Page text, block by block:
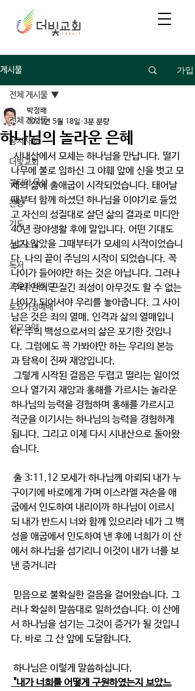
게시물 가입
전체 게시물
공지사항
더빛교회
큐티와 묵상
찬양
기도
선교소식
독서
교육과 테필린
토요가정예배
설교요약
전체 게시물
하나님의 놀라운 은혜
박정배
2021년 5월 18일 3분 분량
시내산에서 모세는 하나님을 만납니다. 떨기
나무에 불로 임하신 그 야훼 앞에 신을 벗고 모
세의 삶에 출애굽이 시작되었습니다. 태어날
때부터 함께 하셨던 하나님을 이야기로 들었
고 자신의 성질대로 살던 삶의 결과로 미디안
40년 광야생활 후에 말입니다. 어떤 기대도
남지 않았을 그때부터가 모세의 시작이었습니
다. 나의 끝이 주님의 시작이 되었습니다. 꼭
나이가 들어야만 하는 것은 아닙니다. 그러나
우리 안의 끈질긴 죄성이 아무것도 할 수 없는
나이가 되어서야 우리를 놓아줍니다. 그 사이
남은 것은 죄의 열매, 인격과 삶의 열매입니
다. 주의 백성으로서의 삶은 포기한 것입니
다. 그럼에도 꼭 가봐야만 하는 우리의 본능
과 탐욕이 진짜 재앙입니다.
으나 열가지 재앙과 홍해를 가르시는 놀라운
하나님의 능력을 경험하며 홍해를 가르시고
적군을 이기시는 하나님의 능력을 경험하게
됩니다. 그리고 이제 다시 시내산으로 돌아왔
습니다.
구이기에 바로에게 가며 이스라엘 자손을 애
굽에서 인도하여 내리이까 하나님이 이르시
되 내가 반드시 너와 함께 있으리라 네가 그 백
성을 애굽에서 인도하여 낸 후에 너희가 이 산
에서 하나님을 섬기리니 이것이 내가 너를 보
낸 증거니라
러나 확실히 말씀대로 일하셨습니다. 이 산에
서 하나님을 섬기는 그것이 증거가 될 것입니
다. 바로 그 산 앞에 도달합니다.
하나님은 이렇게 말씀하십니다.